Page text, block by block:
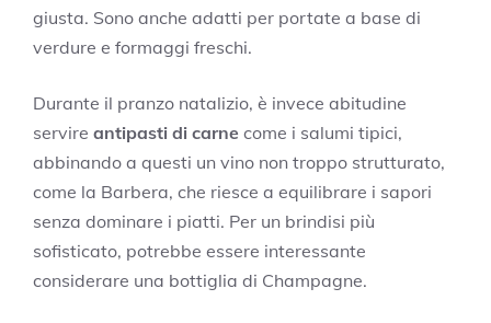
giusta. Sono anche adatti per portate a base di
verdure e formaggi freschi.
Durante il pranzo natalizio, è invece abitudine
servire antipasti di carne come i salumi tipici,
abbinando a questi un vino non troppo strutturato,
come la Barbera, che riesce a equilibrare i sapori
senza dominare i piatti. Per un brindisi più
sofisticato, potrebbe essere interessante
considerare una bottiglia di Champagne.